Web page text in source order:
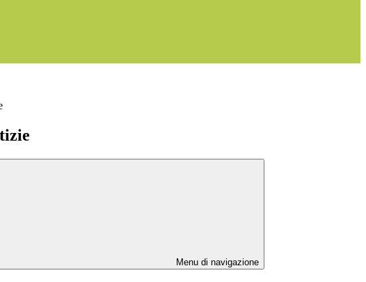
Menu di navigazione